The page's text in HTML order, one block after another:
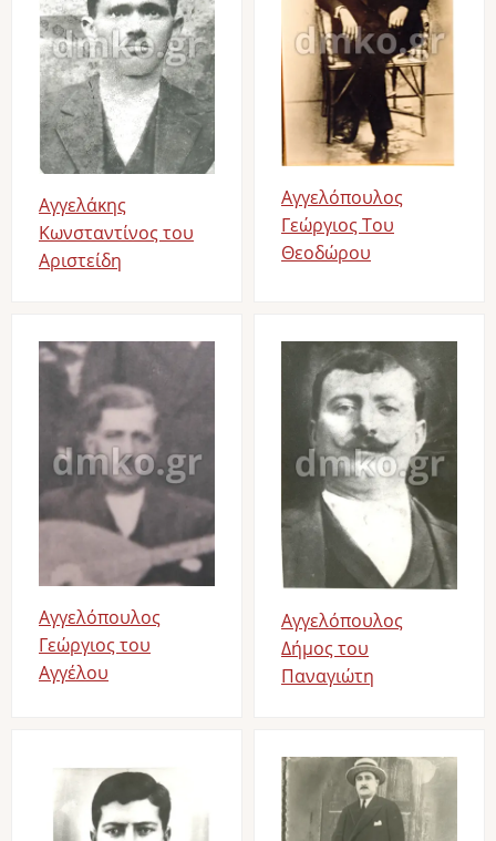
Αγγελάκης
Κωνσταντίνος του
Αριστείδη
Αγγελόπουλος
Γεώργιος Του
Θεοδώρου
Image
Αγγελόπουλος
Γεώργιος του
Αγγέλου
Image
Αγγελόπουλος
Δήμος του
Παναγιώτη
Image Image